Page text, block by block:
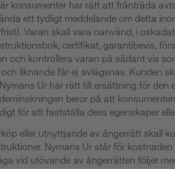
konsumenter har rätt att frånträda
ett tydligt meddelande om detta
Varan skall vara oanvänd, i
certifikat, garantibevis,
och kontrollera varan på sådant vis
liknande får ej avlägsnas. Kunden
Ur har rätt till ersättning för
beror på att
för att fastställa dess egenskaper
eller utnyttjande av ångerrätt skall
Nymans Ur står för
vid utövande av ångerrätten följer